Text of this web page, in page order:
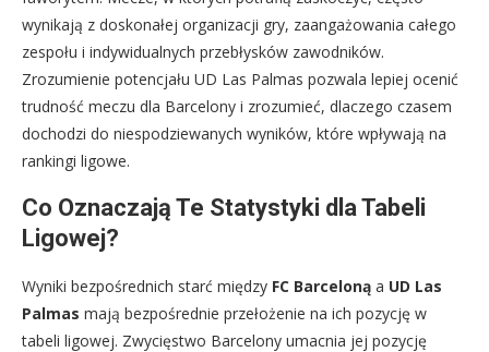
wynikają z doskonałej organizacji gry, zaangażowania całego
zespołu i indywidualnych przebłysków zawodników.
Zrozumienie potencjału UD Las Palmas pozwala lepiej ocenić
trudność meczu dla Barcelony i zrozumieć, dlaczego czasem
dochodzi do niespodziewanych wyników, które wpływają na
rankingi ligowe.
Co Oznaczają Te Statystyki dla Tabeli
Ligowej?
Wyniki bezpośrednich starć między FC Barceloną a UD Las
Palmas mają bezpośrednie przełożenie na ich pozycję w
tabeli ligowej. Zwycięstwo Barcelony umacnia jej pozycję